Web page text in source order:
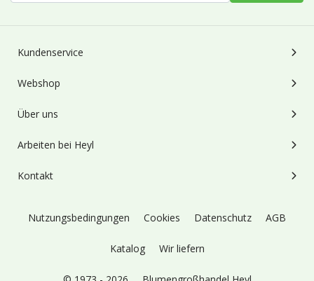
Kundenservice
Webshop
Über uns
Arbeiten bei Heyl
Kontakt
Nutzungsbedingungen Cookies Datenschutz AGB
Katalog Wir liefern